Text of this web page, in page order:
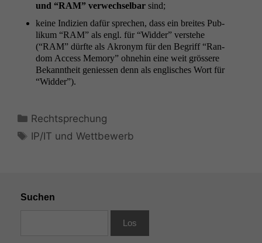
und “RAM” ver­wech­sel­bar sind;
keine Indizien dafür sprechen, dass ein bre­ites Pub­
likum “RAM” als engl. für “Wid­der” ver­ste­he
(“RAM” dürfte als Akro­nym für den Begriff “Ran­
dom Access Mem­o­ry” ohne­hin eine weit grössere
Bekan­ntheit geniessen denn als englis­ches Wort für
“Wid­der”).
Kategorien
Rechtsprechung
Schlagwörter
IP/IT und Wettbewerb
Suchen